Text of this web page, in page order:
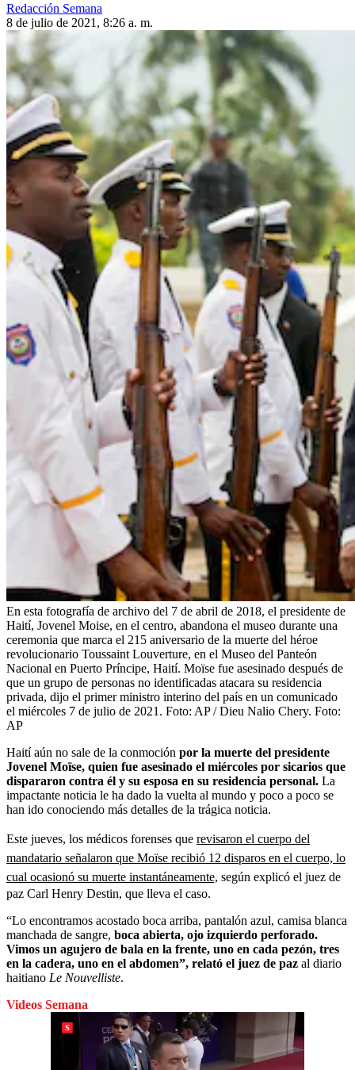
Redacción Semana
8 de julio de 2021, 8:26 a. m.
En esta fotografía de archivo del 7 de abril de 2018, el presidente de
Haití, Jovenel Moise, en el centro, abandona el museo durante una
ceremonia que marca el 215 aniversario de la muerte del héroe
revolucionario Toussaint Louverture, en el Museo del Panteón
Nacional en Puerto Príncipe, Haití. Moïse fue asesinado después de
que un grupo de personas no identificadas atacara su residencia
privada, dijo el primer ministro interino del país en un comunicado
el miércoles 7 de julio de 2021. Foto: AP / Dieu Nalio Chery. Foto:
AP
Haití aún no sale de la conmoción por la muerte del presidente
Jovenel Moïse, quien fue asesinado el miércoles por sicarios que
dispararon contra él y su esposa en su residencia personal. La
impactante noticia le ha dado la vuelta al mundo y poco a poco se
han ido conociendo más detalles de la trágica noticia.
Este jueves, los médicos forenses que revisaron el cuerpo del
mandatario señalaron que Moïse recibió 12 disparos en el cuerpo, lo
cual ocasionó su muerte instantáneamente, según explicó el juez de
paz Carl Henry Destin, que lleva el caso.
“Lo encontramos acostado boca arriba, pantalón azul, camisa blanca
manchada de sangre, boca abierta, ojo izquierdo perforado.
Vimos un agujero de bala en la frente, uno en cada pezón, tres
en la cadera, uno en el abdomen”, relató el juez de paz al diario
haitiano Le Nouvelliste.
Videos Semana